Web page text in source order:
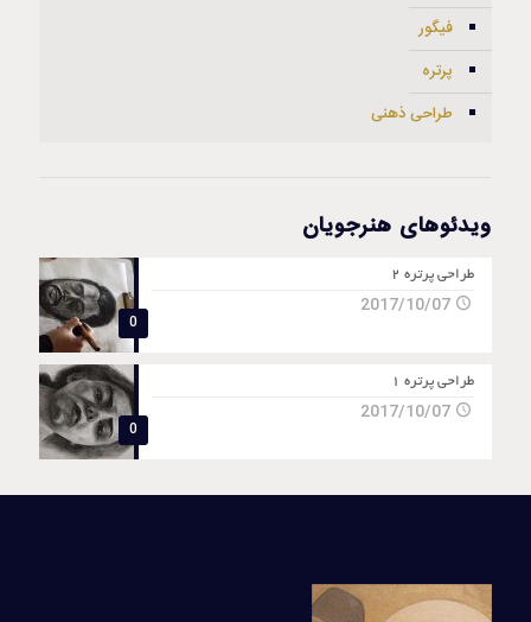
فیگور
پرتره
طراحی ذهنی
ویدئوهای هنرجویان
0
طراحی پرتره 2
2017/10/07
0
طراحی پرتره 1
2017/10/07